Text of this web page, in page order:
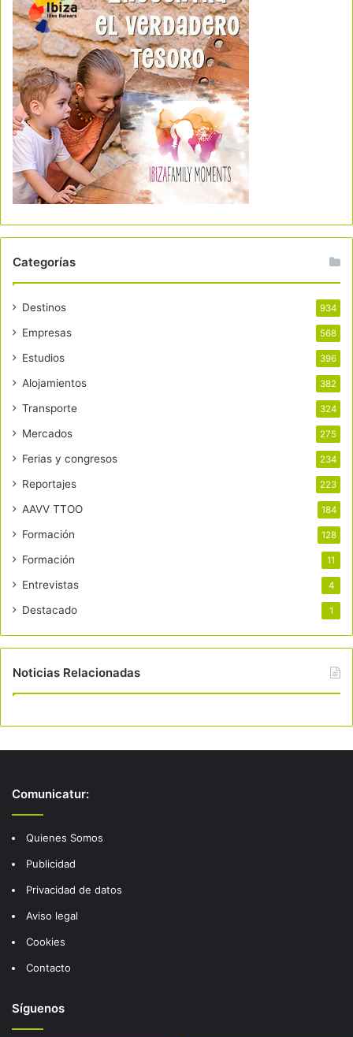
Categorías
Destinos 934
Empresas 568
Estudios 396
Alojamientos 382
Transporte 324
Mercados 275
Ferias y congresos 234
Reportajes 223
AAVV TTOO 184
Formación 128
Formación 11
Entrevistas 4
Destacado 1
Noticias Relacionadas
Comunicatur:
Quienes Somos
Publicidad
Privacidad de datos
Aviso legal
Cookies
Contacto
Síguenos